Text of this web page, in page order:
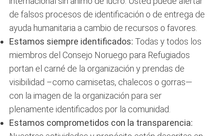
de falsos procesos de identificación o de entrega de
ayuda humanitaria a cambio de recursos o favores.
Estamos siempre identificados: Todas y todos los
miembros del Consejo Noruego para Refugiados
portan el carné de la organización y prendas de
visibilidad –como camisetas, chalecos o gorras—
con la imagen de la organización para ser
plenamente identificados por la comunidad.
Estamos comprometidos con la transparencia: